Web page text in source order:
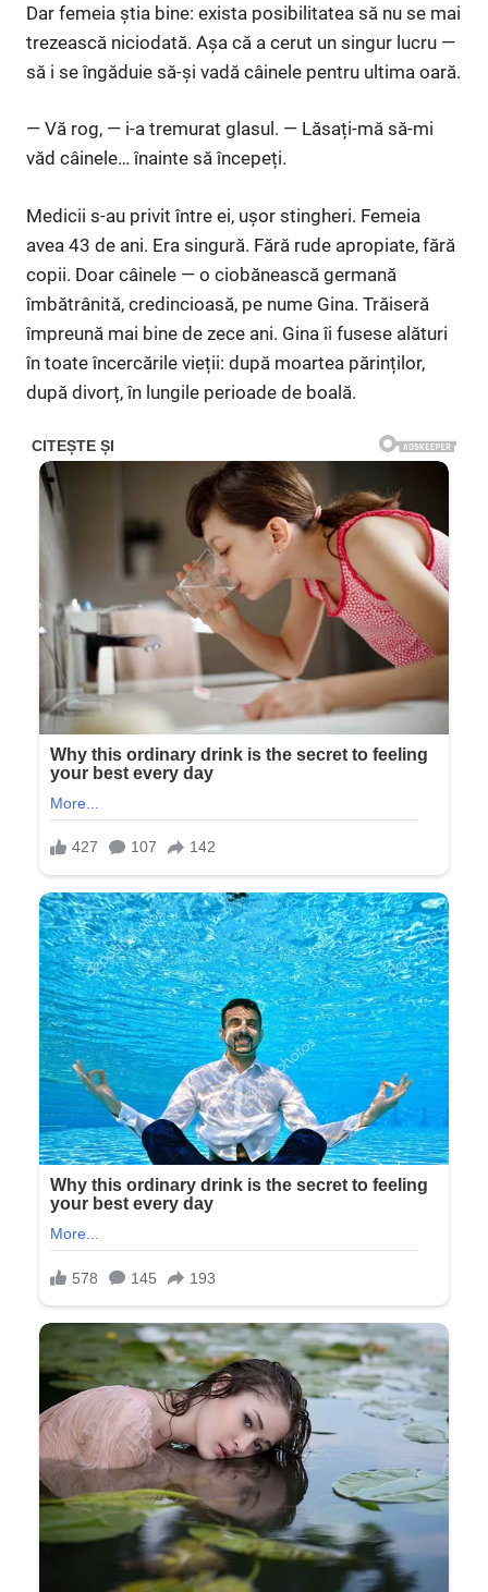
Dar femeia știa bine: exista posibilitatea să nu se mai
trezească niciodată. Așa că a cerut un singur lucru —
să i se îngăduie să-și vadă câinele pentru ultima oară.
— Vă rog, — i-a tremurat glasul. — Lăsați-mă să-mi
văd câinele… înainte să începeți.
Medicii s-au privit între ei, ușor stingheri. Femeia
avea 43 de ani. Era singură. Fără rude apropiate, fără
copii. Doar câinele — o ciobănească germană
îmbătrânită, credincioasă, pe nume Gina. Trăiseră
împreună mai bine de zece ani. Gina îi fusese alături
în toate încercările vieții: după moartea părinților,
după divorț, în lungile perioade de boală.